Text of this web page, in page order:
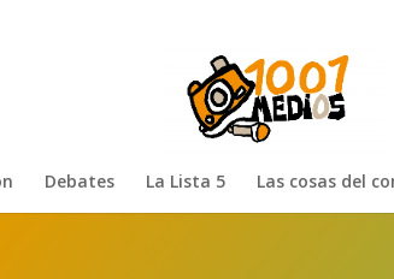
Debates La Lista 5 Las cosas del